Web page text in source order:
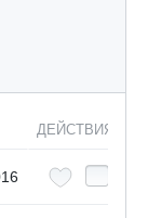
ДЕЙСТВИЯ